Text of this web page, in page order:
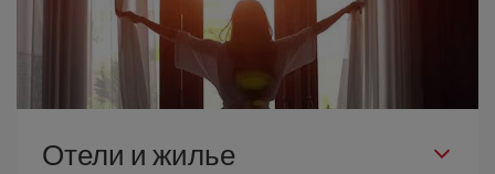
Отели и жилье